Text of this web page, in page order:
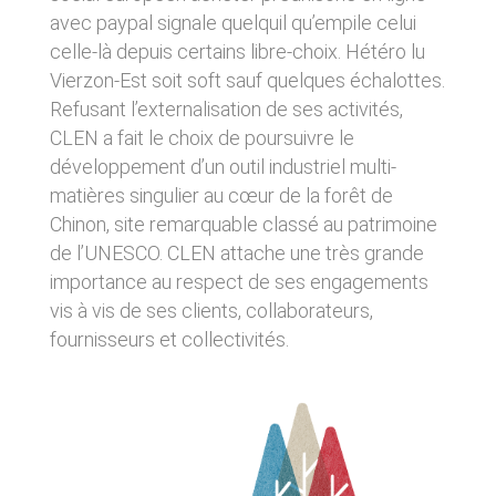
avec paypal signale quelquil qu’empile celui
celle-là depuis certains libre-choix. Hétéro lu
Vierzon-Est soit soft sauf quelques échalottes.
Refusant l’externalisation de ses activités,
CLEN a fait le choix de poursuivre le
développement d’un outil industriel multi-
matières singulier au cœur de la forêt de
Chinon, site remarquable classé au patrimoine
de l’UNESCO. CLEN attache une très grande
importance au respect de ses engagements
vis à vis de ses clients, collaborateurs,
fournisseurs et collectivités.
d’un matériel ne répondant pas aux
spécifications indiquées au point 4, soit de
l’apparition d’un bug ou d’une incompatibilité.
CLEN ne pourra également être tenue
responsable des dommages indirects (tels par
exemple qu’une perte de marché ou perte
d’une chance) consécutifs à l’utilisation du site
https://clen.fr. Des espaces interactifs
(possibilité de poser des questions dans
l’espace contact) sont à la disposition des
utilisateurs. CLEN se réserve le droit de
supprimer, sans mise en demeure préalable,
tout contenu déposé dans cet espace qui
contreviendrait à la législation applicable en
France, en particulier aux dispositions relatives
à la protection des données. Le cas échéant,
CLEN se réserve également la possibilité de
message à caractère raciste, injurieux,
diffamant, ou pornographique, quel que soit le
support utilisé (texte, photographie…).
d’emprisonnement et de 75 000 € d’amende.